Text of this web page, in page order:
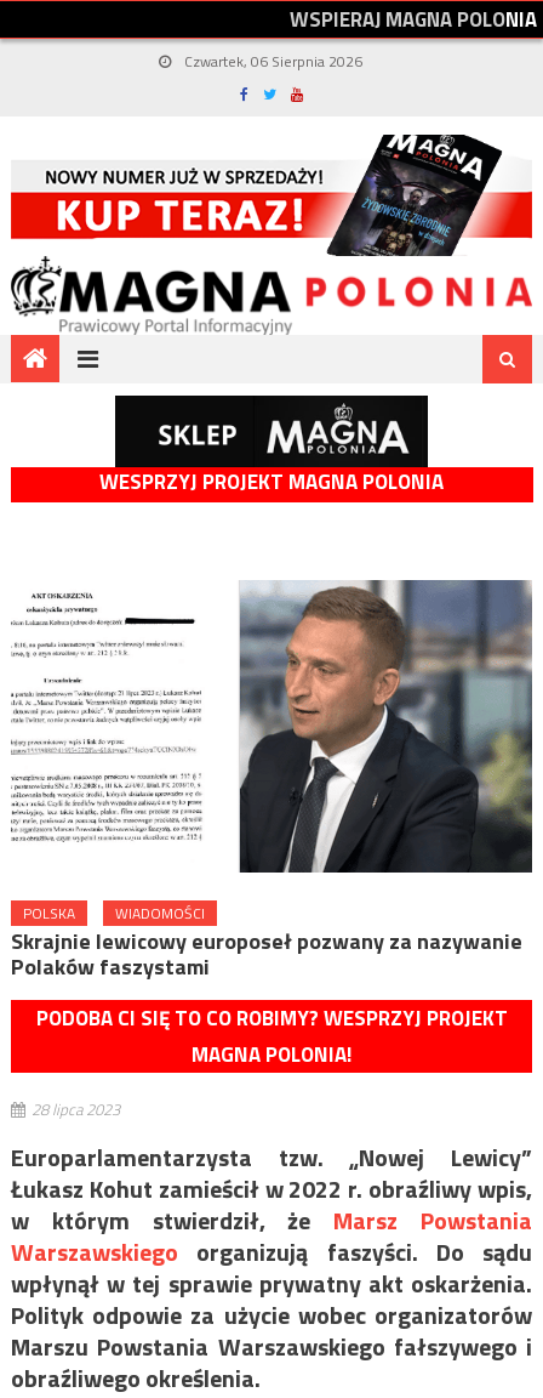
WSPIERAJMAGNAPOLONIA
Czwartek, 06 Sierpnia 2026
WESPRZYJ PROJEKT MAGNA POLONIA
POLSKA WIADOMOŚCI
Skrajnie lewicowy europoseł pozwany za nazywanie
Polaków faszystami
PODOBA CI SIĘ TO CO ROBIMY? WESPRZYJ PROJEKT
MAGNA POLONIA!
28 lipca 2023
Europarlamentarzysta tzw. „Nowej Lewicy”
Łukasz Kohut zamieścił w 2022 r. obraźliwy wpis,
w którym stwierdził, że Marsz Powstania
Warszawskiego organizują faszyści. Do sądu
wpłynął w tej sprawie prywatny akt oskarżenia.
Polityk odpowie za użycie wobec organizatorów
Marszu Powstania Warszawskiego fałszywego i
obraźliwego określenia.